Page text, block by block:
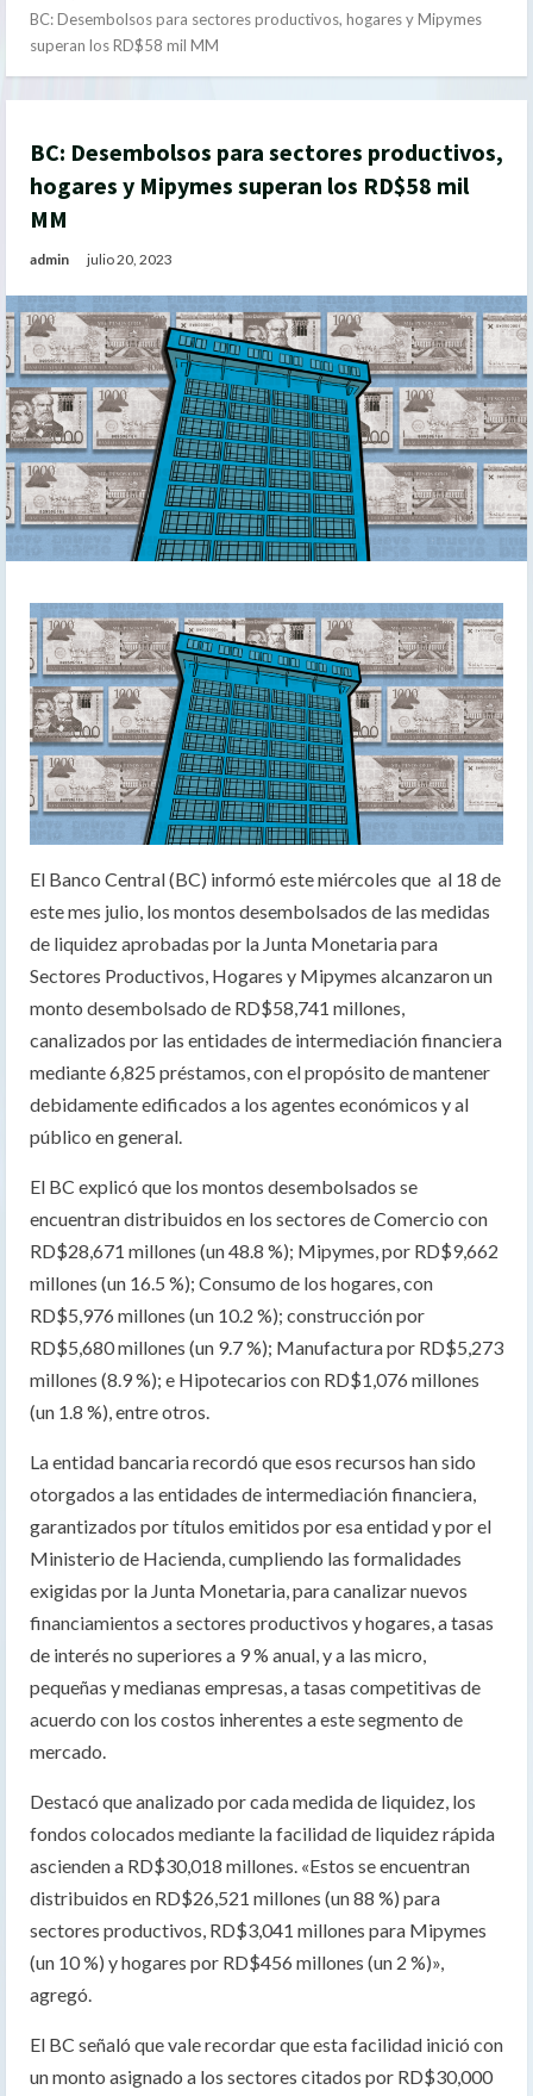
BC: Desembolsos para sectores productivos, hogares y Mipymes
superan los RD$58 mil MM
BC: Desembolsos para sectores productivos,
hogares y Mipymes superan los RD$58 mil
MM
admin julio 20, 2023
El Banco Central (BC) informó este miércoles que al 18 de
este mes julio, los montos desembolsados de las medidas
de liquidez aprobadas por la Junta Monetaria para
Sectores Productivos, Hogares y Mipymes alcanzaron un
monto desembolsado de RD$58,741 millones,
canalizados por las entidades de intermediación financiera
mediante 6,825 préstamos, con el propósito de mantener
debidamente edificados a los agentes económicos y al
público en general.
El BC explicó que los montos desembolsados se
encuentran distribuidos en los sectores de Comercio con
RD$28,671 millones (un 48.8 %); Mipymes, por RD$9,662
millones (un 16.5 %); Consumo de los hogares, con
RD$5,976 millones (un 10.2 %); construcción por
RD$5,680 millones (un 9.7 %); Manufactura por RD$5,273
millones (8.9 %); e Hipotecarios con RD$1,076 millones
(un 1.8 %), entre otros.
La entidad bancaria recordó que esos recursos han sido
otorgados a las entidades de intermediación financiera,
garantizados por títulos emitidos por esa entidad y por el
Ministerio de Hacienda, cumpliendo las formalidades
exigidas por la Junta Monetaria, para canalizar nuevos
financiamientos a sectores productivos y hogares, a tasas
de interés no superiores a 9 % anual, y a las micro,
pequeñas y medianas empresas, a tasas competitivas de
acuerdo con los costos inherentes a este segmento de
mercado.
Destacó que analizado por cada medida de liquidez, los
fondos colocados mediante la facilidad de liquidez rápida
ascienden a RD$30,018 millones. «Estos se encuentran
distribuidos en RD$26,521 millones (un 88 %) para
sectores productivos, RD$3,041 millones para Mipymes
(un 10 %) y hogares por RD$456 millones (un 2 %)»,
agregó.
El BC señaló que vale recordar que esta facilidad inició con
un monto asignado a los sectores citados por RD$30,000